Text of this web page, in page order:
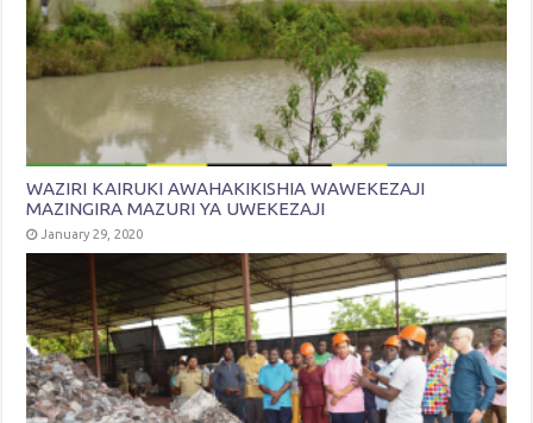
WAZIRI KAIRUKI AWAHAKIKISHIA WAWEKEZAJI
MAZINGIRA MAZURI YA UWEKEZAJI
January 29, 2020